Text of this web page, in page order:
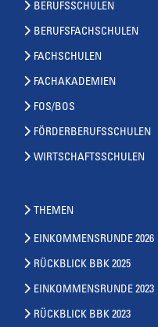
BERUFSSCHULEN
BERUFSFACHSCHULEN
FACHSCHULEN
FACHAKADEMIEN
FOS/BOS
FÖRDERBERUFSSCHULEN
WIRTSCHAFTSSCHULEN
THEMEN
EINKOMMENSRUNDE 2026
RÜCKBLICK BBK 2025
EINKOMMENSRUNDE 2023
RÜCKBLICK BBK 2023